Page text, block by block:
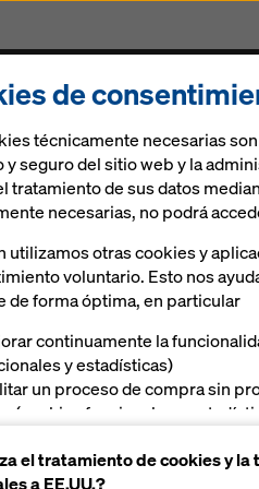
proyectos.
desde la planificación,
podremos perfilar su
de encofrado.
proyecto y logística.
de
técnicamente necesarias
y seguro del sitio web y la
tratamiento de sus datos
necesarias, no podrá
utilizamos otras cookies y
voluntario. Esto nos
de forma óptima, en particular
continuamente la
y estadísticas)
un proceso de compra sin
(cookies funcionales y
(cookies de marketing)
el tratamiento de cookies y la
a EE.UU.?